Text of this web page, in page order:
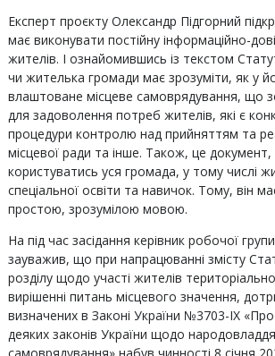
Експерт проєкту Олександр Підгорний
має виконувати постійну інформаційно-
жителів. І ознайомившись із текстом
чи жителька громади має зрозуміти, як у
влаштоване місцеве самоврядування, що
для задоволення потреб жителів, які є
процедури контролю над прийняттям та
місцевої ради та інше. Також, це
користуватись уся громада, у тому числі
спеціальної освіти та навичок. Тому, він
простою, зрозумілою мовою.
На під час засідання керівник робочої
зауважив, що при напрацюванні змісту
розділу щодо участі жителів
вирішенні питань місцевого значення,
визначених в Законі України №3703-IX
деяких законів України щодо народовладдя